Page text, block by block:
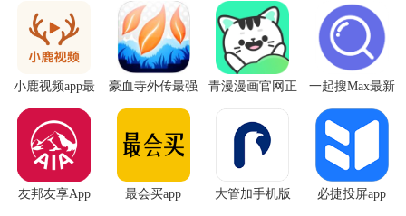
4. 多样化的角色选择：游戏提供了多种角色选择，每个角色
都有独特的外观和技能，让你可以根据自己的喜好进行选
择。
等，让你可以在比赛中获得更多的优势。
【BMX自行车赛游戏玩法】
1. 快速反应：在比赛中，你需要时刻保持警惕，快速反应各
小鹿视频app最
新版
豪血寺外传最强
传说无限血版
青漫漫画官网正
一起搜Max最新
版
友邦友享App 最会买app 大管加手机版 必捷投屏app